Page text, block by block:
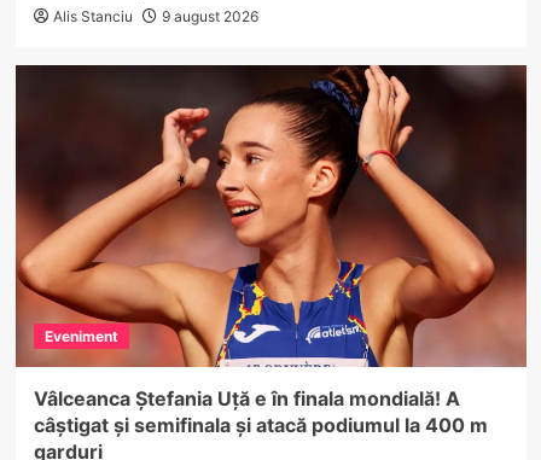
Alis Stanciu 9 august 2026
Eveniment
Vâlceanca Ștefania Uță e în finala mondială! A
câștigat și semifinala și atacă podiumul la 400 m
garduri